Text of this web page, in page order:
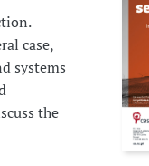
case,
systems
the